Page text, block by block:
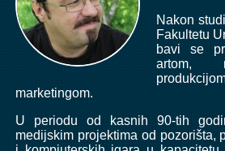
Nakon
Fakultetu
bavi se
artom,
marketingom.
U periodu od kasnih 90-tih
medijskim projektima od pozorišta,